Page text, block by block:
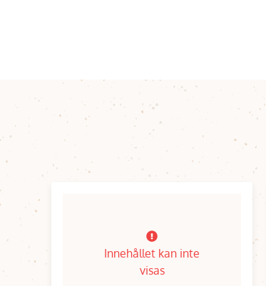
Innehållet kan inte
visas